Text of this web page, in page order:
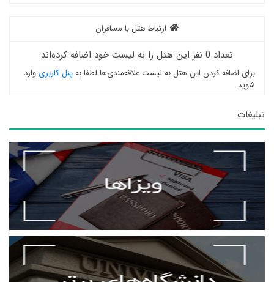
ارتباط هتل با مسافران
تعداد 0 نفر این هتل را به لیست خود اضافه کرده‌اند
برای اضافه کردن این هتل به لیست علاقه‌مندی‌ها لطفا بهپنل کاربری وارد
شوید
تبلیغات